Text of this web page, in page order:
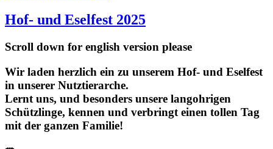
Hof- und Eselfest 2025
Scroll down for english version please
Wir laden herzlich ein zu unserem Hof- und Eselfest
in unserer Nutztierarche.
Lernt uns, und besonders unsere langohrigen
Schützlinge, kennen und verbringt einen tollen Tag
mit der ganzen Familie!